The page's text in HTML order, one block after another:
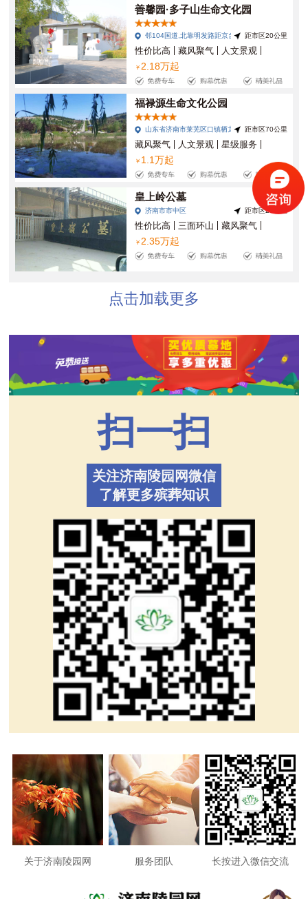
善馨园·多子山生命文化园
邻104国道,北靠明发路距京台告速匝道口1公里
距市区20公里
性价比高 藏风聚气
人文景观
星级服务
山环水抱
风景优美
￥ 2.18万起
福禄源生命文化公园
山东省济南市莱芜区口镇栖龙湾 距市区70公里
藏风聚气 人文景观
星级服务
高端陵园
￥ 1.1万起
皇上岭公墓
济南市市中区 距市区20公里
性价比高 三面环山
藏风聚气
人文景观
￥ 2.35万起
点击加载更多
扫一扫
关注济南陵园网微信
了解更多殡葬知识
关于济南陵园网 服务团队 长按进入微信交流